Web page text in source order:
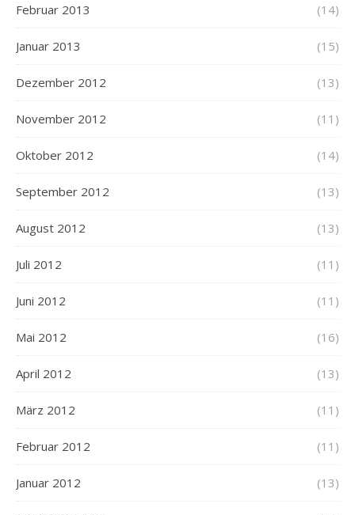
Februar 2013 (14)
Januar 2013 (15)
Dezember 2012 (13)
November 2012 (11)
Oktober 2012 (14)
September 2012 (13)
August 2012 (13)
Juli 2012 (11)
Juni 2012 (11)
Mai 2012 (16)
April 2012 (13)
März 2012 (11)
Februar 2012 (11)
Januar 2012 (13)